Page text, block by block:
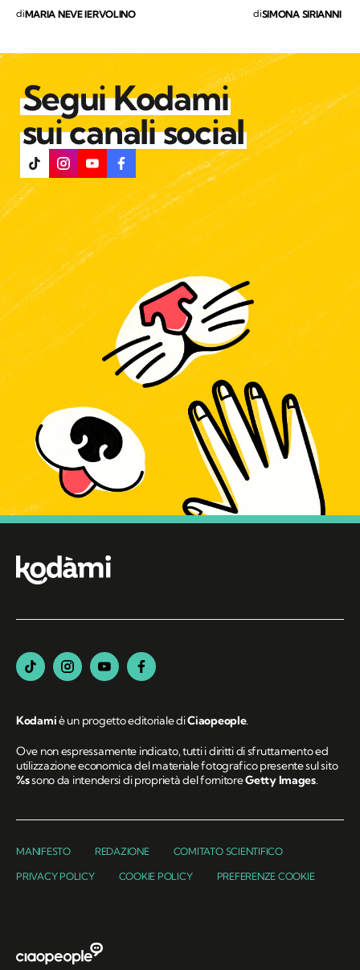
diMARIA NEVE IERVOLINO diSIMONA SIRIANNI
Segui Kodami
sui canali social
Kodamiè un progetto editoriale diCiaopeople.
Ove non espressamente indicato, tutti i diritti di sfruttamento ed
utilizzazione economica del materiale fotografico presente sul sito
%ssono da intendersi di proprietà del fornitoreGetty Images.
MANIFESTO REDAZIONE COMITATO SCIENTIFICO
PRIVACY POLICY COOKIE POLICY PREFERENZE COOKIE